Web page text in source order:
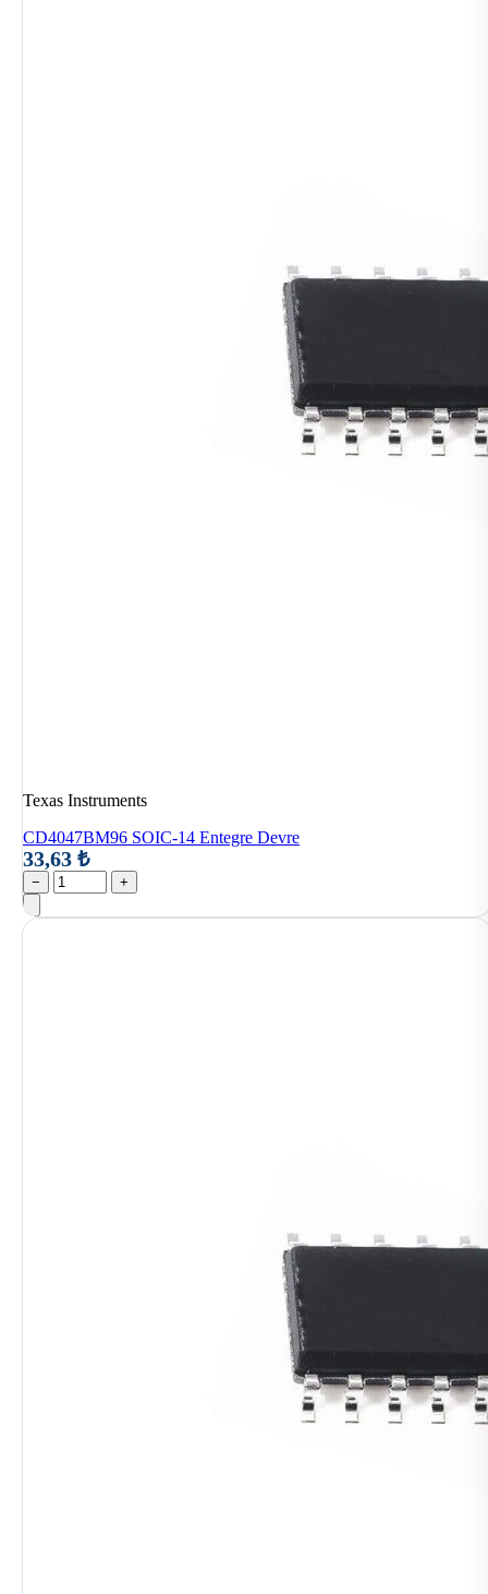
Texas Instruments
CD4047BM96 SOIC-14 Entegre Devre
33,63 ₺
− +